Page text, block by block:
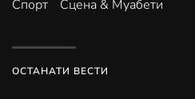
Спорт Сцена & Муабети
ОСТАНАТИ ВЕСТИ